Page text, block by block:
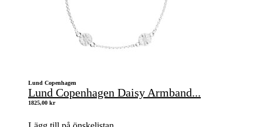
Lund Copenhagen
Lund Copenhagen Daisy Armband...
1825,00 kr